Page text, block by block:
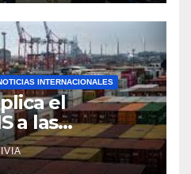
INTERNACIONALES
el
a las
de algunos